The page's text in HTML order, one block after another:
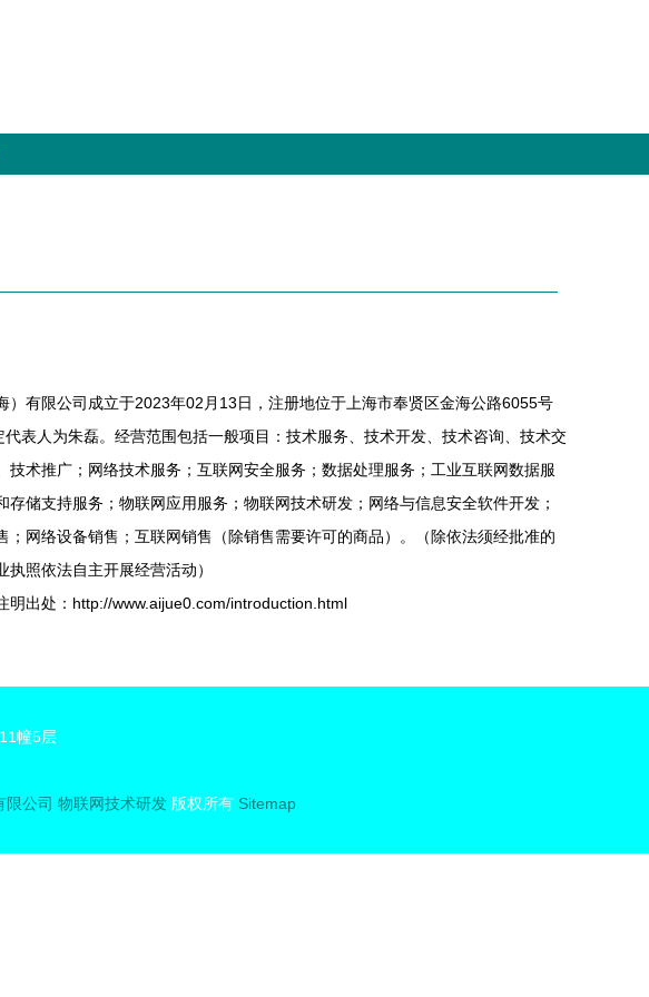
）有限公司成立于2023年02月13日，注册地位于上海市奉贤区金海公路6055号
代表人为朱磊。经营范围包括一般项目：技术服务、技术开发、技术咨询、技术交
技术推广；网络技术服务；互联网安全服务；数据处理服务；工业互联网数据服
存储支持服务；物联网应用服务；物联网技术研发；网络与信息安全软件开发；
；网络设备销售；互联网销售（除销售需要许可的商品）。（除依法须经批准的
执照依法自主开展经营活动）
明出处：http://www.aijue0.com/introduction.html
幢5层
限公司 物联网技术研发版权所有 Sitemap